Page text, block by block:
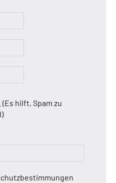
hilft, Spam zu